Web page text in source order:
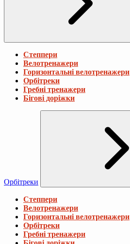
Степпери
Велотренажери
Горизонтальні велотренажери
Орбітреки
Гребні тренажери
Бігові доріжки
Орбітреки
Степпери
Велотренажери
Горизонтальні велотренажери
Орбітреки
Гребні тренажери